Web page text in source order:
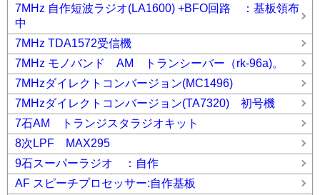
7MHz 自作短波ラジオ(LA1600) +BFO回路 ：基板領布
中
7MHz TDA1572受信機
7MHz モノバンド AM トランシーバー（rk-96a)。
7MHzダイレクトコンバージョン(MC1496)
7MHzダイレクトコンバージョン(TA7320) 初号機
7石AM トランジスタラジオキット
8次LPF MAX295
9石スーパーラジオ ：自作
AF スピーチプロセッサー:自作基板